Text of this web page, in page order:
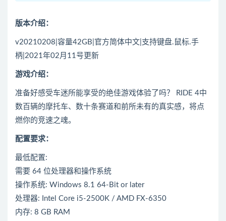
版本介绍：
v20210208|容量42GB|官方简体中文|支持键盘.鼠标.手
柄|2021年02月11号更新
游戏介绍：
准备好感受车迷所能享受的绝佳游戏体验了吗？ RIDE 4中
数百辆的摩托车、数十条赛道和前所未有的真实感，将点
燃你的竞速之魂。
配置要求：
最低配置:
需要 64 位处理器和操作系统
操作系统: Windows 8.1 64-Bit or later
处理器: Intel Core i5-2500K / AMD FX-6350
内存: 8 GB RAM